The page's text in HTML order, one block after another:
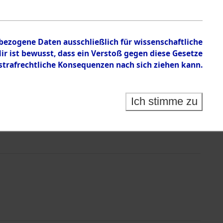
Daten ausschließlich für wissenschaftliche
bewusst, dass ein Verstoß gegen diese Gesetze
Konsequenzen nach sich ziehen kann.
Ich stimme zu